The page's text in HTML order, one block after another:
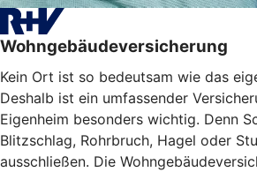
Wohngebäudeversicherung
Kein Ort ist so bedeutsam wie das
Deshalb ist ein umfassender
Eigenheim besonders wichtig. Denn
Blitzschlag, Rohrbruch, Hagel oder
ausschließen. Die